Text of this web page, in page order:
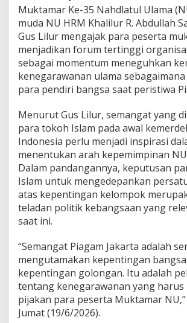
l
u
S
e
r
u
k
n
D
u
k
u
n
g
a
n
i
P
r
a
o
w
Muktamar Ke-35 Nahdlatul Ulama
muda NU HRM Khalilur R. Abdullah
Gus Lilur mengajak para peserta
menjadikan forum tertinggi
sebagai momentum meneguhkan
kenegarawanan ulama
para pendiri bangsa saat peristiwa
Menurut Gus Lilur, semangat yang
para tokoh Islam pada awal
Indonesia perlu menjadi inspirasi
menentukan arah kepemimpinan
Dalam pandangannya, keputusan
Islam untuk mengedepankan
atas kepentingan kelompok
teladan politik kebangsaan yang
saat ini.
“Semangat Piagam Jakarta adalah
mengutamakan kepentingan
kepentingan golongan. Itu adalah
tentang kenegarawanan yang harus
pijakan para peserta Muktamar
Jumat (19/6/2026).